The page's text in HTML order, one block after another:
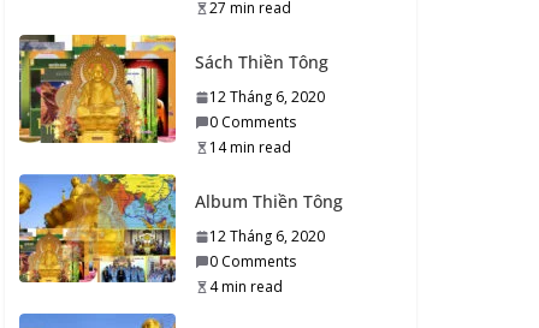
(Ấn – Hoa – Việt)
0 Comments
9 min read
36_Tổ sư Thiền Tông
10 Tháng 9, 2020
0 Comments
11 min read
27 min read
Sách Thiền Tông
12 Tháng 6, 2020
0 Comments
14 min read
Album Thiền Tông
12 Tháng 6, 2020
0 Comments
4 min read